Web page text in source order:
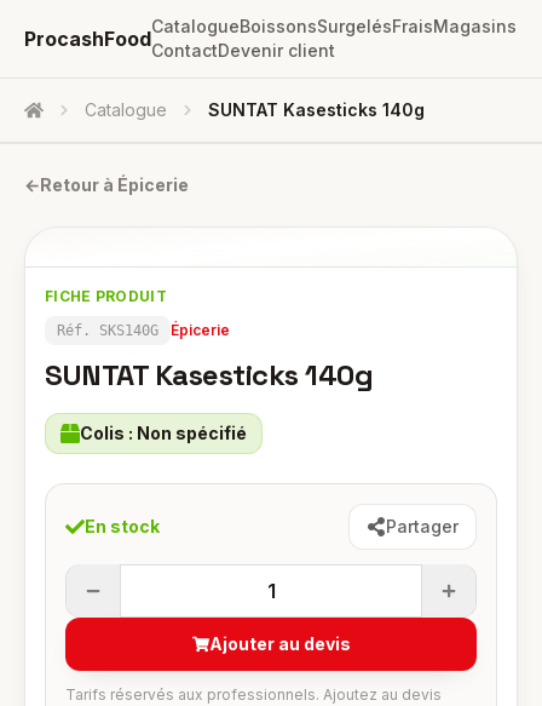
ProcashFood
CatalogueBoissonsSurgelésFraisMagasins
ContactDevenir client
Accueil Catalogue SUNTAT Kasesticks 140g
←Retour à Épicerie
FICHE PRODUIT
Réf. SKS140G Épicerie
SUNTAT Kasesticks 140g
Colis : Non spécifié
En stock Partager
1
Ajouter au devis
Tarifs réservés aux professionnels. Ajoutez au devis